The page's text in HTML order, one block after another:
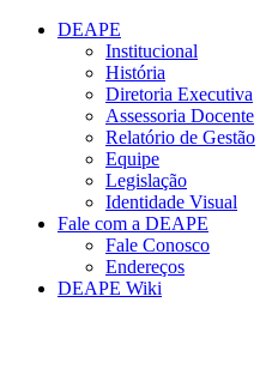
Conteúdo principal
DEAPE
Institucional
História
Diretoria Executiva
Assessoria Docente
Relatório de Gestão
Equipe
Legislação
Identidade Visual
Fale com a DEAPE
Fale Conosco
Endereços
DEAPE Wiki